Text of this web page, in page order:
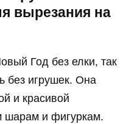
вырезания на
Год без елки, так
без игрушек. Она
и красивой
шарам и фигуркам.